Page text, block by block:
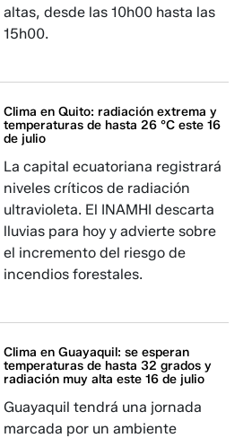
altas, desde las 10h00 hasta las
15h00.
Clima en Quito: radiación extrema y
temperaturas de hasta 26 °C este 16
de julio
La capital ecuatoriana registrará
niveles críticos de radiación
ultravioleta. El INAMHI descarta
lluvias para hoy y advierte sobre
el incremento del riesgo de
incendios forestales.
Clima en Guayaquil: se esperan
temperaturas de hasta 32 grados y
radiación muy alta este 16 de julio
Guayaquil tendrá una jornada
marcada por un ambiente